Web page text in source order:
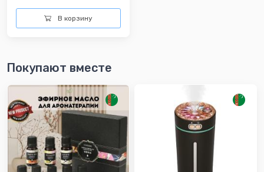
В корзину
Покупают вместе